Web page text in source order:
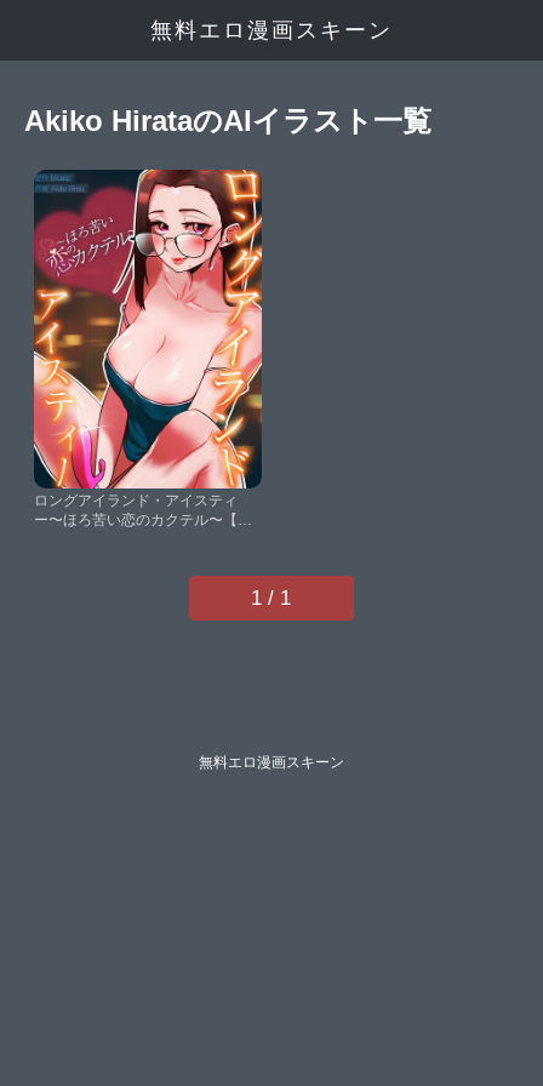
無料エロ漫画スキーン
Akiko HirataのAIイラスト一覧
ロングアイランド・アイスティ
ー〜ほろ苦い恋のカクテル〜【完
1 / 1
無料エロ漫画スキーン